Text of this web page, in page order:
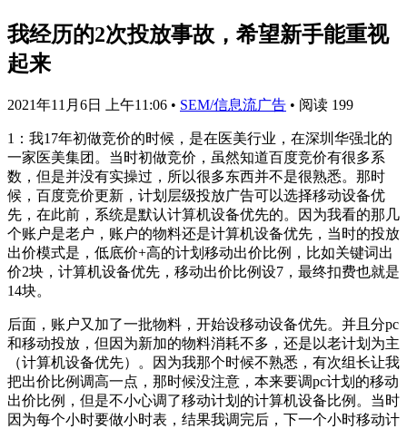
我经历的2次投放事故，希望新手能重视
起来
2021年11月6日 上午11:06 • SEM/信息流广告 • 阅读 199
1：我17年初做竞价的时候，是在医美行业，在深圳华强北的
一家医美集团。当时初做竞价，虽然知道百度竞价有很多系
数，但是并没有实操过，所以很多东西并不是很熟悉。那时
候，百度竞价更新，计划层级投放广告可以选择移动设备优
先，在此前，系统是默认计算机设备优先的。因为我看的那几
个账户是老户，账户的物料还是计算机设备优先，当时的投放
出价模式是，低底价+高的计划移动出价比例，比如关键词出
价2块，计算机设备优先，移动出价比例设7，最终扣费也就是
14块。
后面，账户又加了一批物料，开始设移动设备优先。并且分pc
和移动投放，但因为新加的物料消耗不多，还是以老计划为主
（计算机设备优先）。因为我那个时候不熟悉，有次组长让我
把出价比例调高一点，那时候没注意，本来要调pc计划的移动
出价比例，但是不小心调了移动计划的计算机设备比例。当时
因为每个小时要做小时表，结果我调完后，下一个小时移动计